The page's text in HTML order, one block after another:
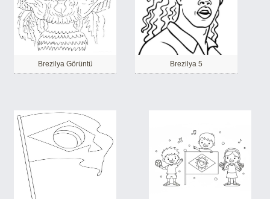
Brezilya Görüntü Brezilya 5